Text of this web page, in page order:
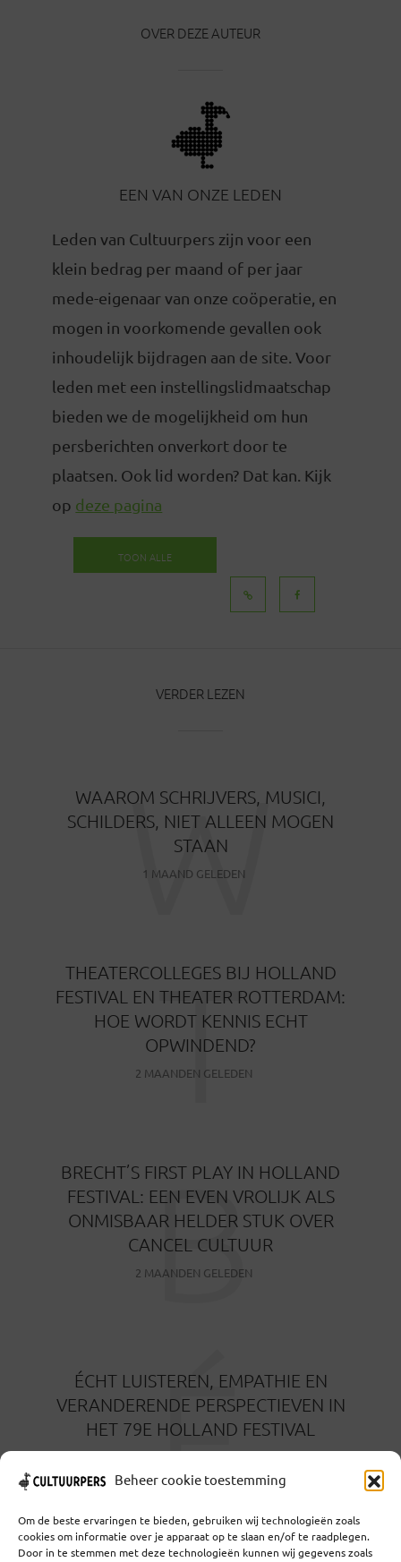
Beheer cookie toestemming
Om de beste ervaringen te bieden, gebruiken wij technologieën zoals
cookies om informatie over je apparaat op te slaan en/of te raadplegen.
Door in te stemmen met deze technologieën kunnen wij gegevens zoals
OVER DEZE AUTEUR
EEN VAN ONZE LEDEN
Leden van Cultuurpers zijn voor een
klein bedrag per maand of per jaar
mede-eigenaar van onze coöperatie, en
mogen in voorkomende gevallen ook
inhoudelijk bijdragen aan de site. Voor
leden met een instellingslidmaatschap
bieden we de mogelijkheid om hun
persberichten onverkort door te
plaatsen. Ook lid worden? Dat kan. Kijk
op deze pagina
TOON ALLE
VERDER LEZEN
WAAROM SCHRIJVERS, MUSICI,
SCHILDERS, NIET ALLEEN MOGEN
STAAN
1 MAAND GELEDEN
W
THEATERCOLLEGES BIJ HOLLAND
FESTIVAL EN THEATER ROTTERDAM:
HOE WORDT KENNIS ECHT
OPWINDEND?
2 MAANDEN GELEDEN
T
BRECHT’S FIRST PLAY IN HOLLAND
FESTIVAL: EEN EVEN VROLIJK ALS
ONMISBAAR HELDER STUK OVER
CANCEL CULTUUR
2 MAANDEN GELEDEN
B
ÉCHT LUISTEREN, EMPATHIE EN
VERANDERENDE PERSPECTIEVEN IN
HET 79E HOLLAND FESTIVAL
É